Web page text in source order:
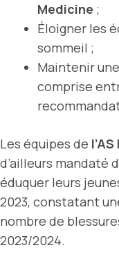
Medicine ;
Éloigner les
sommeil ;
Maintenir
comprise
Les équipes de
d’ailleurs mandaté
éduquer leurs
2023, constatant
nombre de
2023/2024.